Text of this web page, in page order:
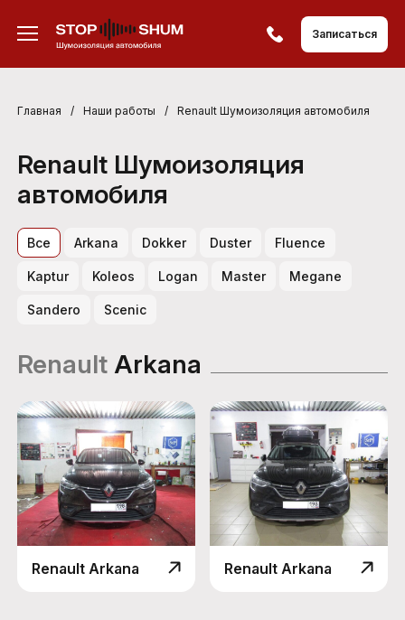
Записаться
Главная / Наши работы / Renault Шумоизоляция автомобиля
Renault Шумоизоляция
автомобиля
Все Arkana Dokker Duster Fluence
Kaptur Koleos Logan Master Megane
Sandero Scenic
Renault Arkana
Renault Arkana Renault Arkana